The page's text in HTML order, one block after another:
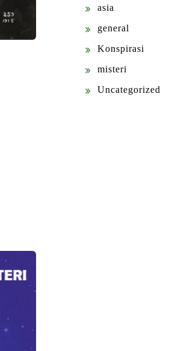
asia
general
Konspirasi
misteri
Uncategorized